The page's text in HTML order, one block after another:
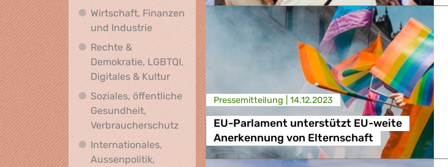
Wirtschaft, Finanzen
und IndustrieWirtschaft, Finanzen und Industrie
Rechte &
Demokratie, LGBTQI,
Digitales & KulturRechte & Demokratie, LGBTQI, Digitales & Kultur
Soziales, öffentliche
Gesundheit,
VerbraucherschutzSoziales, öffentliche Gesundheit, Verbraucherschutz
Internationales,
Aussenpolitik,
Presse­mitteilung | 14.12.2023
EU-Parlament unterstützt EU-weite
Anerkennung von Elternschaft